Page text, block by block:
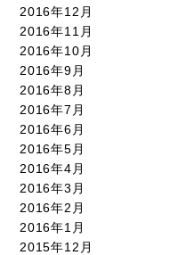
2016年12月
2016年11月
2016年10月
2016年9月
2016年8月
2016年7月
2016年6月
2016年5月
2016年4月
2016年3月
2016年2月
2016年1月
2015年12月